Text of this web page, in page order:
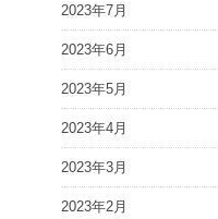
2023年7月
2023年6月
2023年5月
2023年4月
2023年3月
2023年2月